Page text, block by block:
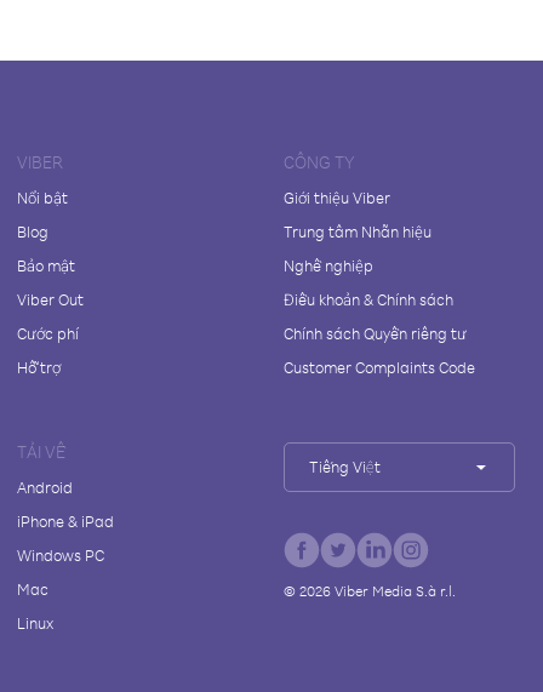
VIBER
Nổi bật
Blog
Bảo mật
Viber Out
Cước phí
Hỗ trợ
CÔNG TY
Giới thiệu Viber
Trung tâm Nhãn hiệu
Nghề nghiệp
Điều khoản & Chính sách
Chính sách Quyền riêng tư
Customer Complaints Code
TẢI VỀ
Android
iPhone & iPad
Windows PC
Mac
Linux
Tiếng Việt
© 2026Viber Media S.à r.l.